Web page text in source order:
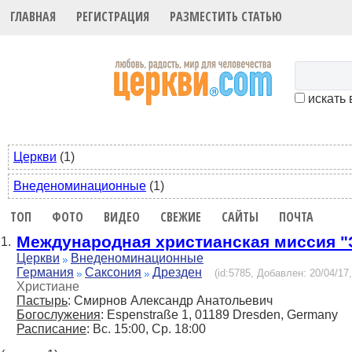
ГЛАВНАЯ РЕГИСТРАЦИЯ РАЗМЕСТИТЬ СТАТЬЮ
искать
Церкви (1)
Внеденоминационные (1)
ТОП ФОТО ВИДЕО СВЕЖИЕ САЙТЫ ПОЧТА
1. Международная христианская миссия
Церкви
Внеденоминационные
Германия
Саксония Дрезден (id:5785, Добавлен: 20/04/
Христиане
Пастырь: Смирнов Александр Анатольевич
Богослужения: Espenstraße 1, 01189 Dresden, Germany
Расписание: Вс. 15:00, Ср. 18:00